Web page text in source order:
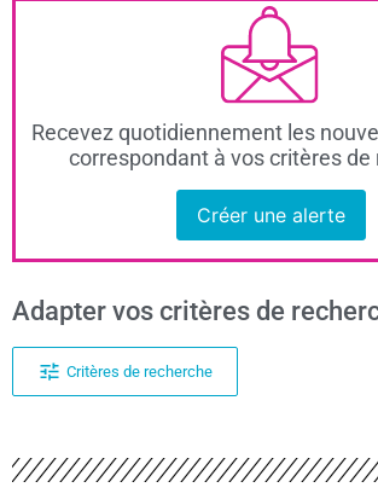
Recevez quotidiennement les
correspondant à vos critères de
Créer une alerte
Adapter vos critères de
Critères de recherche